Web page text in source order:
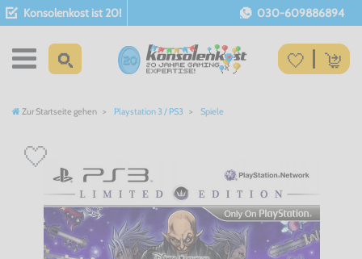
Konsolenkost ist 20! 030-609886894
Zur Startseite gehen Playstation 3 / PS3 Spiele